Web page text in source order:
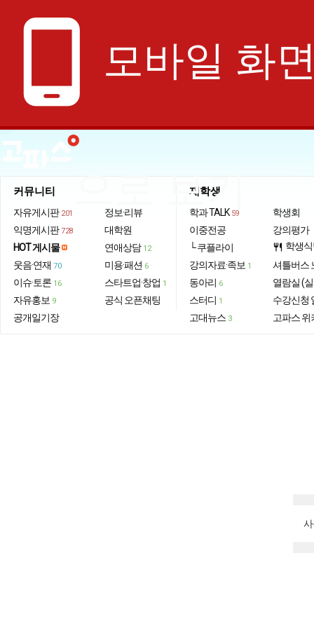
phone_android 모바일 화
으로 보기
커뮤니티
자유게시판 201
익명게시판 728
HOT 게시물
웃음·연재 70
이슈·토론 16
자유홍보 9
공개일기장
정보·리뷰
대학원
연애상담 12
미용·패션 6
스타트업·창업 1
공식 오픈채팅
재학생
학과 TALK 59
이중전공
└ 쿠플라이
강의자료·족보 1
동아리 6
스터디 1
고대뉴스 3
학생회
강의평가
restaurant 학생
셔틀버스
열람실 (
수강신청
고파스 위